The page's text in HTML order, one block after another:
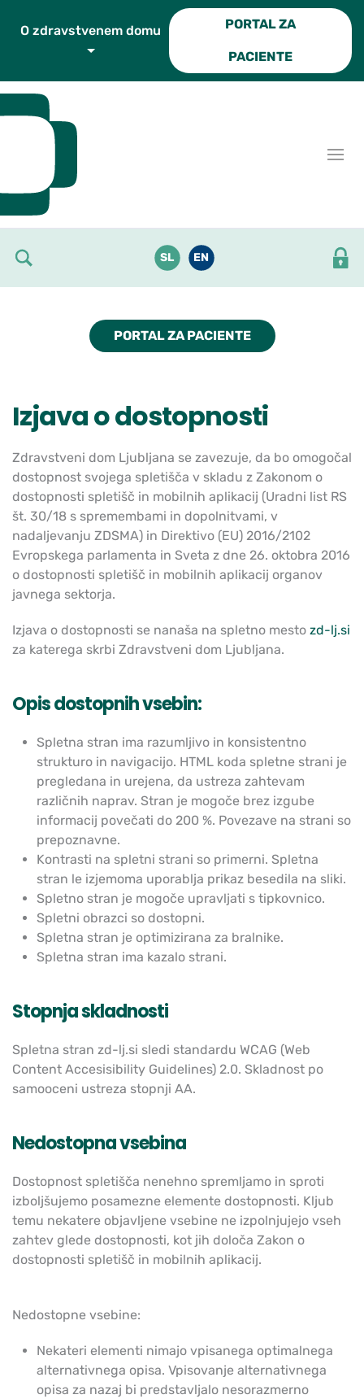
PORTAL ZA
PACIENTE
SL EN
PORTAL ZA PACIENTE
Izjava o dostopnosti
Zdravstveni dom Ljubljana se zavezuje, da bo omogočal
dostopnost svojega spletišča v skladu z Zakonom o
dostopnosti spletišč in mobilnih aplikacij (Uradni list RS
št. 30/18 s spremembami in dopolnitvami, v
nadaljevanju ZDSMA) in Direktivo (EU) 2016/2102
Evropskega parlamenta in Sveta z dne 26. oktobra 2016
o dostopnosti spletišč in mobilnih aplikacij organov
javnega sektorja.
Izjava o dostopnosti se nanaša na spletno mesto zd-lj.si
za katerega skrbi Zdravstveni dom Ljubljana.
Opis dostopnih vsebin:
Spletna stran ima razumljivo in konsistentno
strukturo in navigacijo. HTML koda spletne strani je
pregledana in urejena, da ustreza zahtevam
različnih naprav. Stran je mogoče brez izgube
informacij povečati do 200 %. Povezave na strani so
prepoznavne.
Kontrasti na spletni strani so primerni. Spletna
stran le izjemoma uporablja prikaz besedila na sliki.
Spletno stran je mogoče upravljati s tipkovnico.
Spletni obrazci so dostopni.
Spletna stran je optimizirana za bralnike.
Spletna stran ima kazalo strani.
Stopnja skladnosti
Spletna stran zd-lj.si sledi standardu WCAG (Web
Content Accesisibility Guidelines) 2.0. Skladnost po
samooceni ustreza stopnji AA.
Nedostopna vsebina
Dostopnost spletišča nenehno spremljamo in sproti
izboljšujemo posamezne elemente dostopnosti. Kljub
temu nekatere objavljene vsebine ne izpolnjujejo vseh
zahtev glede dostopnosti, kot jih določa Zakon o
dostopnosti spletišč in mobilnih aplikacij.
Nedostopne vsebine:
Nekateri elementi nimajo vpisanega optimalnega
alternativnega opisa. Vpisovanje alternativnega
opisa za nazaj bi predstavljalo nesorazmerno